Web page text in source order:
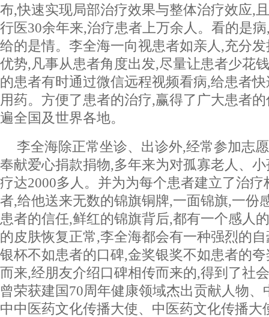
布,快速实现局部治疗效果与整体治疗效应,
行医30余年来,治疗患者上万余人。看的是
给的是情。李全海一向视患者如亲人,充分
优势,凡事从患者角度出发,尽量让患者少花
的患者有时通过微信远程视频看病,给患者
用药。方便了患者的治疗,赢得了广大患者
遍全国及世界各地。
李全海除正常坐诊、出诊外,经常参加志
奉献爱心捐款捐物,多年来为对孤寡老人、
疗达2000多人。并为为每个患者建立了治
者,给他送来无数的锦旗铜牌,一面锦旗,一份
患者的信任,鲜红的锦旗背后,都有一个感人
的皮肤恢复正常,李全海都会有一种强烈的
银杯不如患者的口碑,金奖银奖不如患者的
而来,经朋友介绍口碑相传而来的,得到了社
曾荣获建国70周年健康领域杰出贡献人物
中中医药文化传播大使、中医药文化传播大